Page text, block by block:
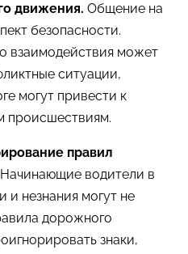
движения. Общение на
безопасности.
взаимодействия может
ситуации,
могут привести к
происшествиям.
правил
Начинающие водители в
и незнания могут не
дорожного
знаки,